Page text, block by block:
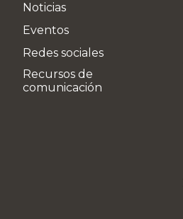
Noticias
Eventos
Redes sociales
Recursos de
comunicación